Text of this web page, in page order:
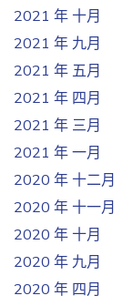
2021 年 十月
2021 年 九月
2021 年 五月
2021 年 四月
2021 年 三月
2021 年 一月
2020 年 十二月
2020 年 十一月
2020 年 十月
2020 年 九月
2020 年 四月